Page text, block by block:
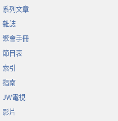
系列文章
雜誌
聚會手冊
節目表
索引
指南
JW電視
影片